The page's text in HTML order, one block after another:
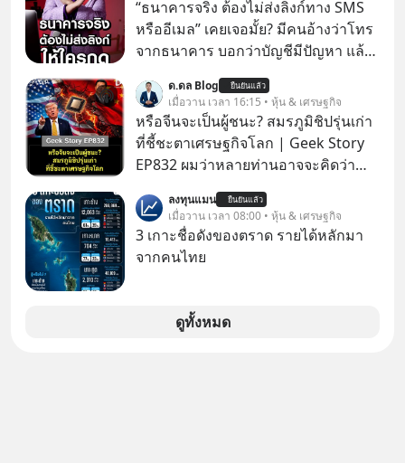
“ธนาคารจริง ต้องไม่ส่งลิงก์ทาง SMS
หรืออีเมล” เคยเจอมั้ย? มีคนอ้างว่าโทร
จากธนาคาร บอกว่าบัญชีมีปัญหา แล้ว
ทันที มาฟัง “ป้าเก๋าเล่ากลโกง” เพื่อรู้ทัน
มุกหลอกลวงในคราบความน่าเชื่อถือ
กันค่ะ #แก้เกมกลโกง #ป้าเก๋าเล่ากล
โกง #LivesSustainably #อยู่อย่าง
#FraudEducation #FinancialLiteracy
#DigitalBankWithHumanTouch
ด.ดล Blog ยืนยันแล้ว
เมื่อวาน เวลา 16:15 • หุ้น & เศรษฐกิจ
หรือจีนจะเป็นผู้ชนะ? สมรภูมิชิปรุ่นเก่า
ที่ชี้ชะตาเศรษฐกิจโลก | Geek Story
EP832 ผมว่าหลายท่านอาจจะคิดว่า
คิดใหม่ได้เลยครับ! ในขณะที่โลกโฟกัส
ชิป 3 นาโนเมตร แต่จีนกำลังเดินเกมที่
น่ากลัวกว่า โดยการเข้ายึดครองตลาด
EV, อุปกรณ์การแพทย์ ไปจนถึง
ขีปนาวุธ! จีนกำลังใช้ ‘Playbook’ เดิมที่
ลงทุนแมน ยืนยันแล้ว
เมื่อวาน เวลา 08:00 • หุ้น & เศรษฐกิจ
3 เกาะชื่อดังของตราด รายได้หลักมา
จากคนไทย
ดูทั้งหมด